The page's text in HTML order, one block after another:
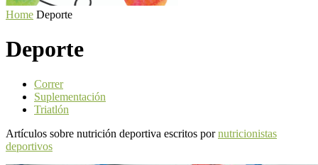
Home Deporte
Deporte
Correr
Suplementación
Triatlón
Artículos sobre nutrición deportiva escritos pornutricionistas
deportivos